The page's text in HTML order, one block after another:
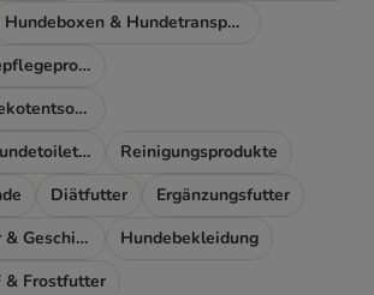
Hundeboxen & Hundetransport
Fellpflege & Hundepflegeprodukte
Produkte zur Hundekotentsorgung
Hundewindeln & Hundetoiletten
Reinigungsprodukte
Diätfutter
Ergänzungsfutter
Leinen, Halsbänder & Geschirre
Hundebekleidung
& Frostfutter